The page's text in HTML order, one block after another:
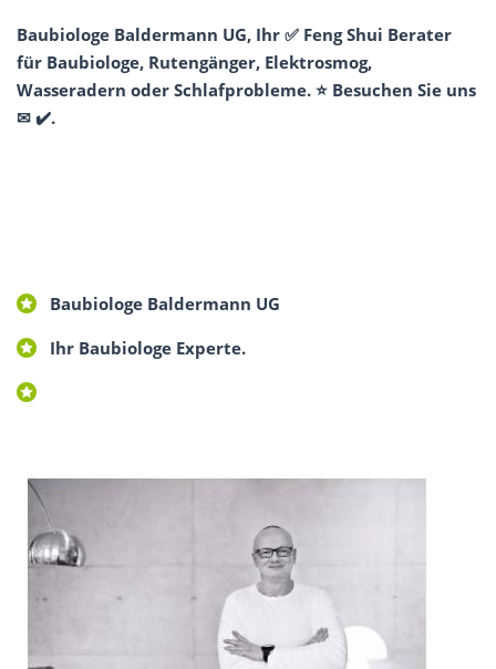
Baubiologe Baldermann UG, Ihr ✅ Feng Shui Berater
für Baubiologe, Rutengänger, Elektrosmog,
Wasseradern oder Schlafprobleme. ⭐ Besuchen Sie uns
✉ ✔️.
Baubiologe Baldermann UG
Ihr Baubiologe Experte.